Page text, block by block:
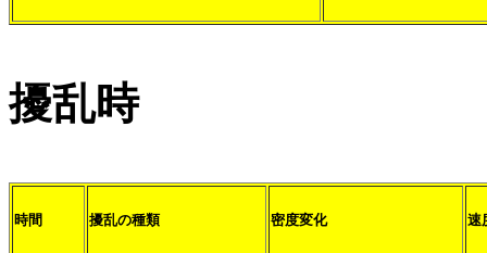
擾乱時
時間 擾乱の種類 密度変化 速